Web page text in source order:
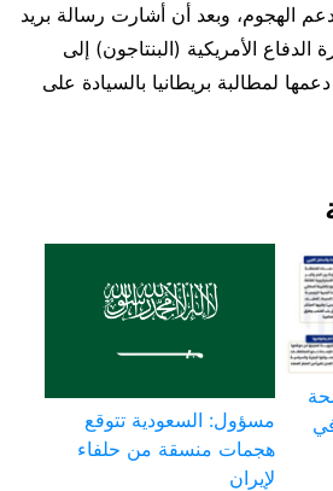
‌الهجوم، ⁠وبعد أن أشارت رسالة بريد
الدفاع الأمريكية (البنتاجون) إلى
لمطالبة بريطانيا بالسيادة على
مسؤول: السعودية تتوقع
هجمات منسقة من حلفاء
لإيران